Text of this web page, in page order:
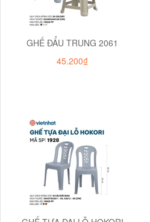
GHẾ ĐẨU TRUNG 2061
45.200₫